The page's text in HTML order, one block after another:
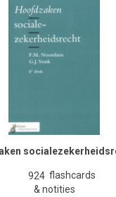
924 flashcards
& notities